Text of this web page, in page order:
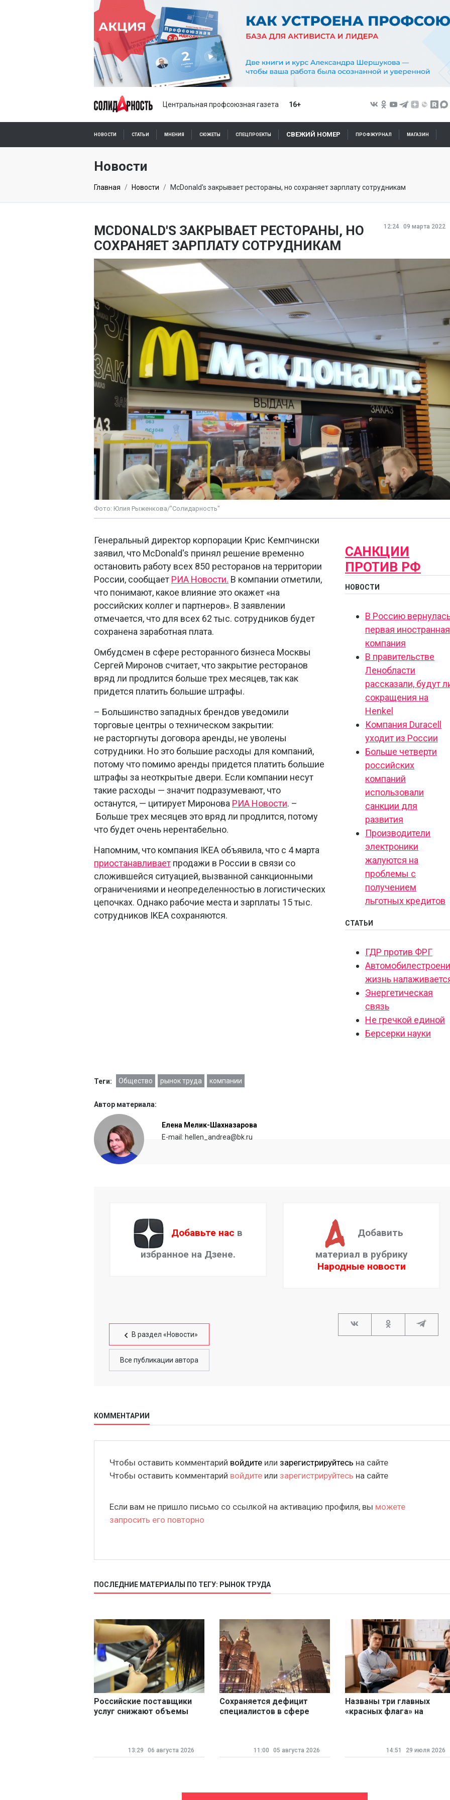
Центральная профсоюзная газета 16+
НОВОСТИ СТАТЬИ МНЕНИЯ СЮЖЕТЫ СПЕЦПРОЕКТЫ СВЕЖИЙ НОМЕР ПРОФЖУРНАЛ МАГАЗИН
ПОДПИСКА ОНЛАЙН
Новости
Главная Новости McDonald's закрывает рестораны, но сохраняет зарплату сотрудникам
12:24 09 марта 2022
MCDONALD'S ЗАКРЫВАЕТ РЕСТОРАНЫ, НО
СОХРАНЯЕТ ЗАРПЛАТУ СОТРУДНИКАМ
Фото: Юлия Рыженкова/"Солидарность"
Генеральный директор корпорации Крис Кемпчински
заявил, что McDonald's принял решение временно
остановить работу всех 850 ресторанов на территории
России, сообщает РИА Новости. В компании отметили,
что понимают, какое влияние это окажет «на
российских коллег и партнеров». В заявлении
отмечается, что для всех 62 тыс. сотрудников будет
сохранена заработная плата.
Омбудсмен в сфере ресторанного бизнеса Москвы
Сергей Миронов считает, что закрытие ресторанов
вряд ли продлится больше трех месяцев, так как
придется платить большие штрафы.
– Большинство западных брендов уведомили
торговые центры о техническом закрытии:
не расторгнуты договора аренды, не уволены
сотрудники. Но это большие расходы для компаний,
потому что помимо аренды придется платить большие
штрафы за неоткрытые двери. Если компании несут
такие расходы — значит подразумевают, что
останутся, — цитирует Миронова РИА Новости. –
Больше трех месяцев это вряд ли продлится, потому
что будет очень нерентабельно.
Напомним, что компания IKEA объявила, что с 4 марта
приостанавливает продажи в России в связи со
сложившейся ситуацией, вызванной санкционными
ограничениями и неопределенностью в логистических
цепочках. Однако рабочие места и зарплаты 15 тыс.
сотрудников IKEA сохраняются.
САНКЦИИ
ПРОТИВ РФ
НОВОСТИ
В Россию
первая иностранная
компания
В правительстве
Ленобласти
рассказали, будут
сокращения на
Henkel
Компания Duracell
уходит из России
Больше четверти
российских
компаний
использовали
санкции для
развития
Производители
электроники
жалуются на
проблемы с
получением
льготных кредитов
СТАТЬИ
ГДР против ФРГ
жизнь
Энергетическая
связь
Не гречкой единой
Берсерки науки
Теги: Общество рынок труда компании
Автор материала:
Елена Мелик-Шахназарова
E-mail: hellen_andrea@bk.ru
Добавьте нас в
избранное на Дзене.
Добавить
материал в рубрику
Народные новости
В раздел «Новости»
Все публикации автора
КОММЕНТАРИИ
Чтобы оставить комментарий войдите или зарегистрируйтесь на сайте
Чтобы оставить комментарий войдите или зарегистрируйтесь на сайте
Если вам не пришло письмо со ссылкой на активацию профиля, вы можете
запросить его повторно
ПОСЛЕДНИЕ МАТЕРИАЛЫ ПО ТЕГУ: РЫНОК ТРУДА
Российские поставщики
услуг снижают объемы
13:29 06 августа 2026
Сохраняется дефицит
специалистов в сфере
11:00 05 августа 2026
Названы три главных
«красных флага» на
14:51 29 июля 2026